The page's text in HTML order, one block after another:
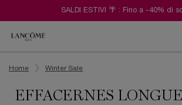
SALDI ESTIVI 🌴 : Fino a -40% di
Home
Winter Sale
EFFACERNES